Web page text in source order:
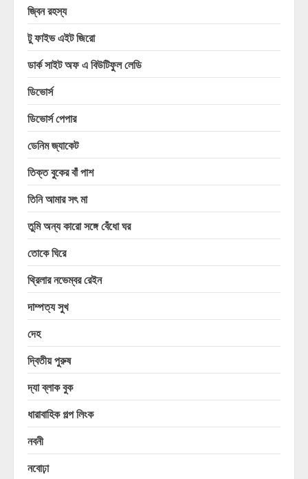
জ্বিন রহস্য
টু ফাইভ এইট জিরো
ডার্ক সাইট অফ এ বিউটিফুল লেডি
ডিভোর্স
ডিভোর্স পেপার
ডেনিম জ্যাকেট
তিক্ত বুকের বাঁ পাশ
তিনি আমার সৎ মা
তুমি অন্য কারো সঙ্গে বেঁধো ঘর
তোকে ঘিরে
থ্রিলার নভেম্বর রেইন
দাম্পত্য সুখ
দেহ
দ্বিতীয় পুরুষ
দ্যা ব্লাক বুক
ধারাবাহিক গল্প লিংক
নবনী
নবোঢ়া